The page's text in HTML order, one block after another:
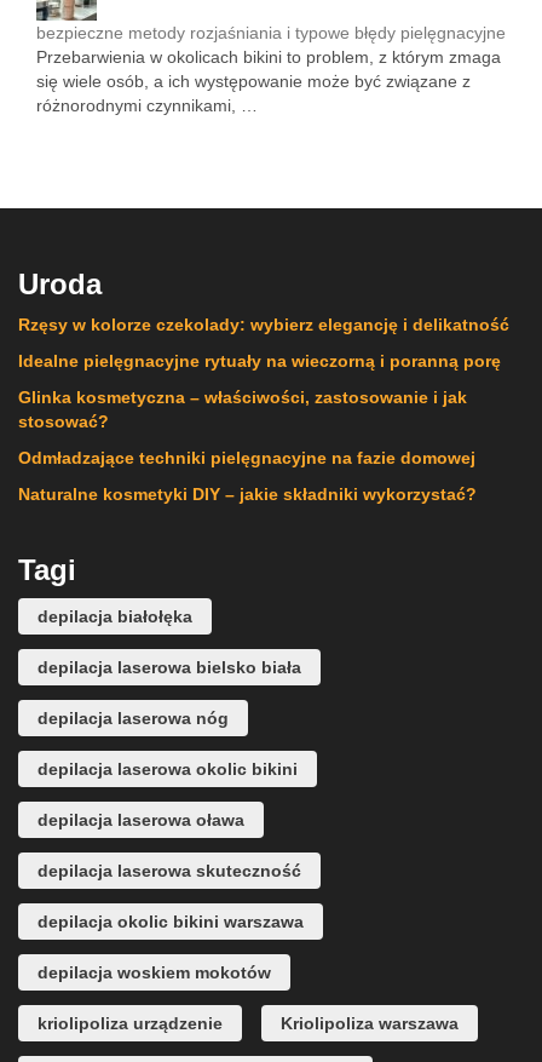
bezpieczne metody rozjaśniania i typowe błędy pielęgnacyjne
Przebarwienia w okolicach bikini to problem, z którym zmaga
się wiele osób, a ich występowanie może być związane z
różnorodnymi czynnikami, …
Uroda
Rzęsy w kolorze czekolady: wybierz elegancję i delikatność
Idealne pielęgnacyjne rytuały na wieczorną i poranną porę
Glinka kosmetyczna – właściwości, zastosowanie i jak
stosować?
Odmładzające techniki pielęgnacyjne na fazie domowej
Naturalne kosmetyki DIY – jakie składniki wykorzystać?
Tagi
depilacja białołęka
depilacja laserowa bielsko biała
depilacja laserowa nóg
depilacja laserowa okolic bikini
depilacja laserowa oława
depilacja laserowa skuteczność
depilacja okolic bikini warszawa
depilacja woskiem mokotów
kriolipoliza urządzenie Kriolipoliza warszawa